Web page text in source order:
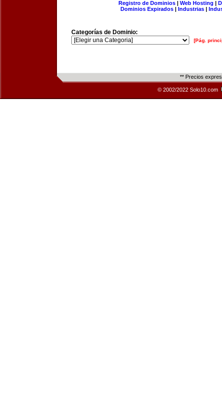
Registro de Dominios| Web Hosting |
Dominios Expirados | Industrias |
Categorías de Dominio:
[Pág.
** Precios
© 2002/2022 Solo10.com